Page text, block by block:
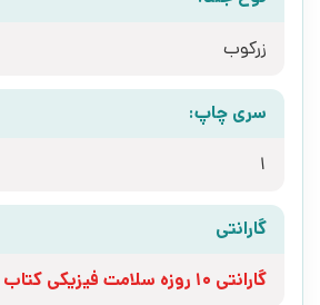
زرکوب
سری چاپ:
1
گارانتی
گارانتی 10 روزه سلامت فیزیکی کتاب